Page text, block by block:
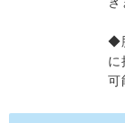
◆
に
可